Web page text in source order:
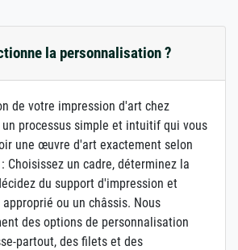
la personnalisation ?
de votre impression d'art chez
processus simple et intuitif qui vous
une œuvre d'art exactement selon
Choisissez un cadre, déterminez la
du support d'impression et
ou un châssis. Nous
des options de personnalisation
partout, des filets et des